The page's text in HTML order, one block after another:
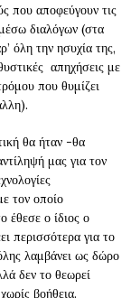
που αποφεύγουν τις
διαλόγων (στα
όλη την ησυχία της,
απηχήσεις με
που θυμίζει
θα ήταν -θα
μας για τον
τον οποίο
έθεσε ο ίδιος ο
περισσότερα για το
λαμβάνει ως δώρο
δεν το θεωρεί
βοήθεια.